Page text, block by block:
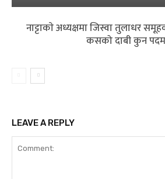
नाट्टाकाे अध्यक्षमा जिस्वा तुलाधर
कसको दाबी कुन
LEAVE A REPLY